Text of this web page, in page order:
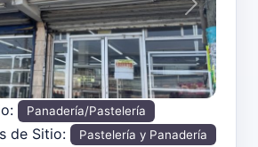
Siguiente
Panadería/Pastelería
de Sitio: Pastelería y Panadería